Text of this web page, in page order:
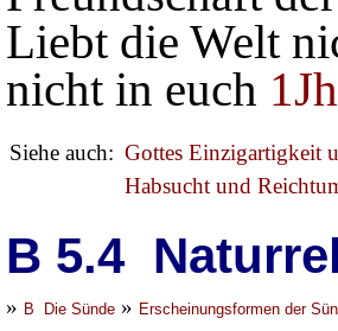
Liebt die Welt
nicht in euch
Siehe auch: Gottes Einzigartigkeit
Habsucht und
B 5.4
» B Die Sünde » Erscheinungsformen der